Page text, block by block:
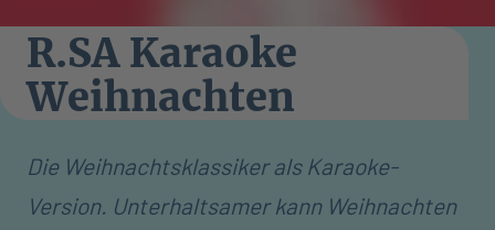
R.SA Karaoke
Weihnachten
Die Weihnachtsklassiker als Karaoke-
Version. Unterhaltsamer kann Weihnachten